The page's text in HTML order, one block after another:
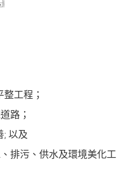
工程；
路；
; 以及
排污、供水及環境美化工